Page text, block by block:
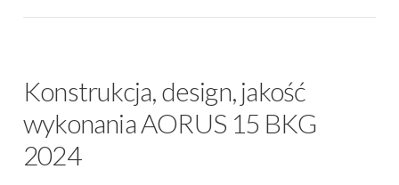
Konstrukcja, design, jakość
wykonania AORUS 15 BKG
2024